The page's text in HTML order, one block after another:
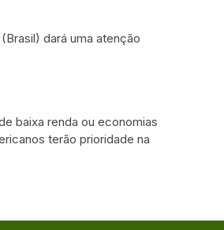
dará uma atenção
baixa renda ou economias
terão prioridade na